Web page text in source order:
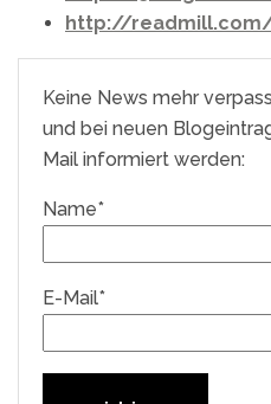
http://
Keine News mehr
und bei neuen
Mail informiert werden:
Name*
E-Mail*